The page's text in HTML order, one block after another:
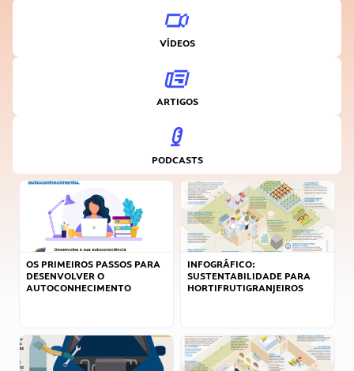
VÍDEOS
ARTIGOS
PODCASTS
OS PRIMEIROS PASSOS PARA
DESENVOLVER O
AUTOCONHECIMENTO
INFOGRÁFICO:
SUSTENTABILIDADE PARA
HORTIFRUTIGRANJEIROS